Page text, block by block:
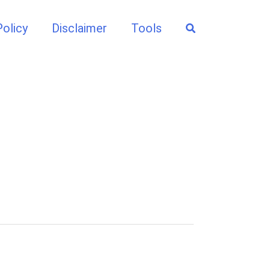
Disclaimer Tools Search